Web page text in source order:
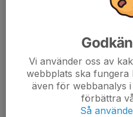
Vi använder oss av
webbplats ska fungera
även för webbanalys
förbättra
Så